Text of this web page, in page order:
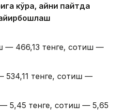
кўра, айни пайтда
— 466,13 тенге, сотиш —
тенге, сотиш —
5,45 тенге, сотиш — 5,65